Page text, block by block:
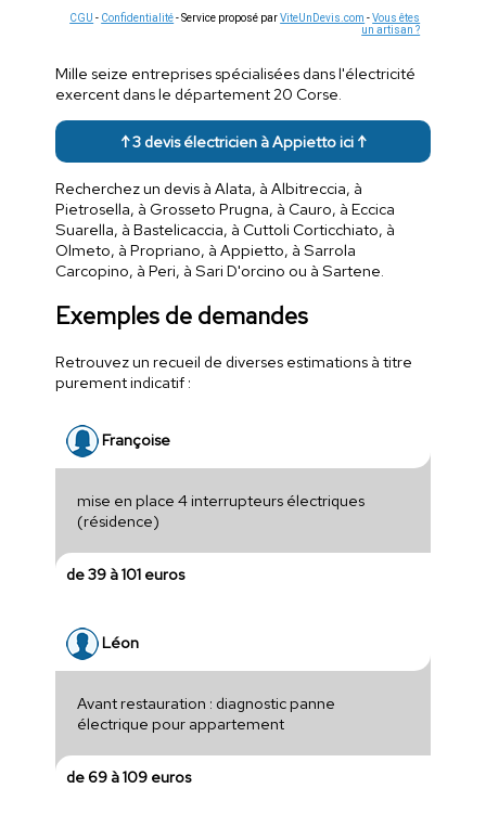
CGU - Confidentialité- Service proposé parViteUnDevis.com -Vous êtes
un artisan ?
Mille seize entreprises spécialisées dans l'électricité
exercent dans le département 20 Corse.
↑ 3 devis électricien à Appietto ici ↑
Recherchez un devis à Alata, à Albitreccia, à
Pietrosella, à Grosseto Prugna, à Cauro, à Eccica
Suarella, à Bastelicaccia, à Cuttoli Corticchiato, à
Olmeto, à Propriano, à Appietto, à Sarrola
Carcopino, à Peri, à Sari D'orcino ou à Sartene.
Exemples de demandes
Retrouvez un recueil de diverses estimations à titre
purement indicatif :
Françoise
mise en place 4 interrupteurs électriques
(résidence)
de 39 à 101 euros
Léon
Avant restauration : diagnostic panne
électrique pour appartement
de 69 à 109 euros